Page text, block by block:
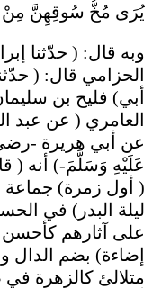
يُرَى مُخُّ سُوقِهِنَّ مِنْ
وبه قال: ( حدّثنا
الحزامي قال: (
أبي) فليح بن
العامري ( عن عبد
عن أبي هريرة -
عَلَيْهِ وَسَلَّمَ-) أنه (
( أول زمرة) جماعة
ليلة البدر) في
على آثارهم
إضاءة) بضم الدال
متلالئ كالزهرة